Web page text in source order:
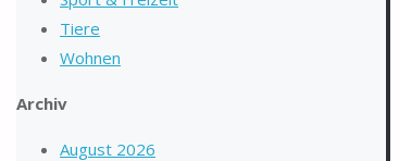
Tiere
Wohnen
Archiv
August 2026